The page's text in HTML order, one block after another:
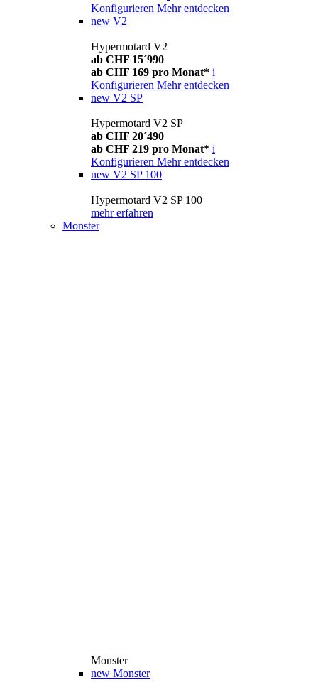
Konfigurieren Mehr entdecken
new V2
Hypermotard V2
ab CHF 15´990
ab CHF 169 pro Monat* i
Konfigurieren Mehr entdecken
new V2 SP
Hypermotard V2 SP
ab CHF 20´490
ab CHF 219 pro Monat* i
Konfigurieren Mehr entdecken
new V2 SP 100
Hypermotard V2 SP 100
mehr erfahren
Monster
Monster
new Monster